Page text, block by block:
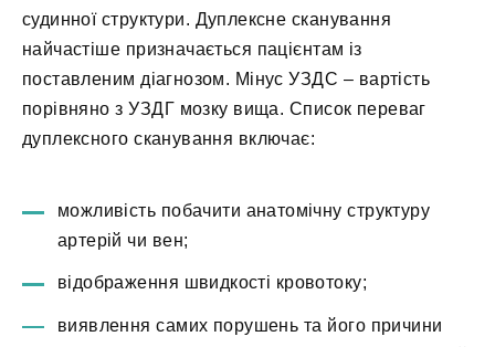
судинної структури. Дуплексне сканування
найчастіше призначається пацієнтам із
поставленим діагнозом. Мінус УЗДС – вартість
порівняно з УЗДГ мозку вища. Список переваг
дуплексного сканування включає:
можливість побачити анатомічну структуру
артерій чи вен;
відображення швидкості кровотоку;
виявлення самих порушень та його причини